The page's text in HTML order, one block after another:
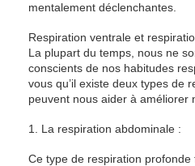
mentalement déclenchantes.
Respiration ventrale et
La plupart du temps, nous ne
conscients de nos habitudes
vous qu’il existe deux types de
peuvent nous aider à améliorer
1. La respiration abdominale :
Ce type de respiration